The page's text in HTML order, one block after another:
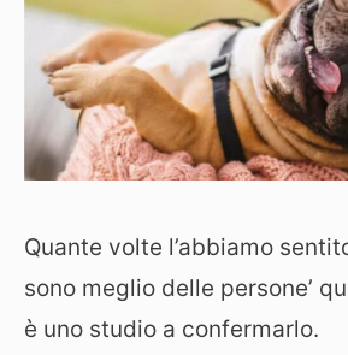
Quante volte l’abbiamo
sono meglio delle persone’
è uno studio a confermarlo.